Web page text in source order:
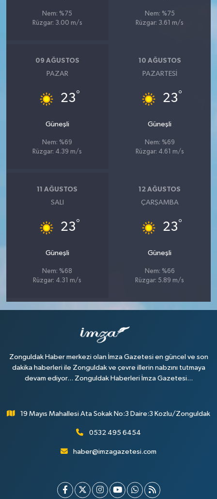
Nem: %75
Rüzgar: 3.00 m/s
Nem: %75
Rüzgar: 3.61 m/s
09 AĞUSTOS
PAZAR
23°
Güneşli
Nem: %69
Rüzgar: 4.39 m/s
10 AĞUSTOS
PAZARTESI
23°
Güneşli
Nem: %69
Rüzgar: 4.61 m/s
11 AĞUSTOS
SALI
23°
Güneşli
Nem: %68
Rüzgar: 4.31 m/s
12 AĞUSTOS
ÇARŞAMBA
23°
Güneşli
Nem: %66
Rüzgar: 5.89 m/s
Zonguldak Haber merkezi olan İmza Gazetesi en güncel ve son
dakika haberleri ile Zonguldak ve çevre illerin nabzını tutmaya
devam ediyor... Zonguldak Haberleri İmza Gazetesi...
19 Mayıs Mahallesi Ata Sokak No:3 Daire:3 Kozlu/Zonguldak
0532 495 6454
haber@imzagazetesi.com